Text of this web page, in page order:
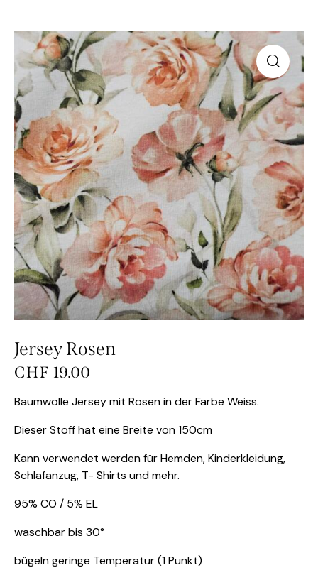
Jersey Rosen
CHF 19.00
Baumwolle Jersey mit Rosen in der Farbe Weiss.
Dieser Stoff hat eine Breite von 150cm
Kann verwendet werden für Hemden, Kinderkleidung,
Schlafanzug, T- Shirts und mehr.
95% CO / 5% EL
waschbar bis 30°
bügeln geringe Temperatur (1 Punkt)